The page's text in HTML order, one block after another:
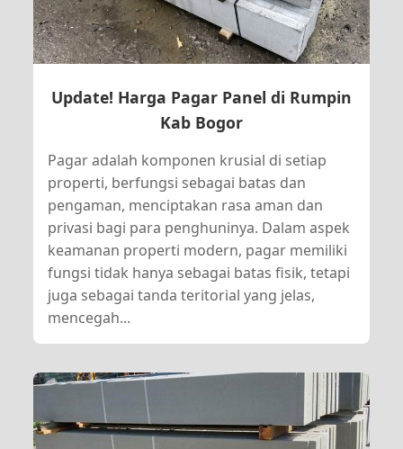
Update! Harga Pagar Panel di Rumpin
Kab Bogor
Pagar adalah komponen krusial di setiap
properti, berfungsi sebagai batas dan
pengaman, menciptakan rasa aman dan
privasi bagi para penghuninya. Dalam aspek
keamanan properti modern, pagar memiliki
fungsi tidak hanya sebagai batas fisik, tetapi
juga sebagai tanda teritorial yang jelas,
mencegah...